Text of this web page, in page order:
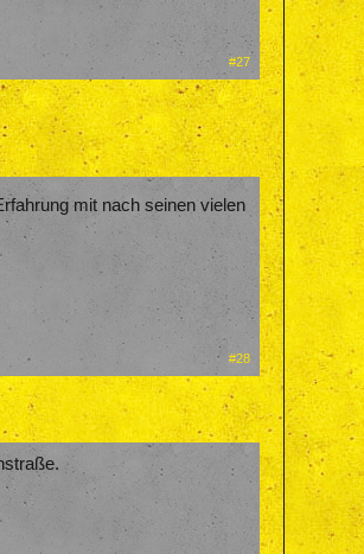
#27
mit nach seinen vielen
#28